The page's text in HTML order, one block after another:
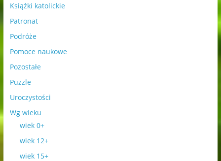
Książki katolickie
Patronat
Podróże
Pomoce naukowe
Pozostałe
Puzzle
Uroczystości
Wg wieku
wiek 0+
wiek 12+
wiek 15+